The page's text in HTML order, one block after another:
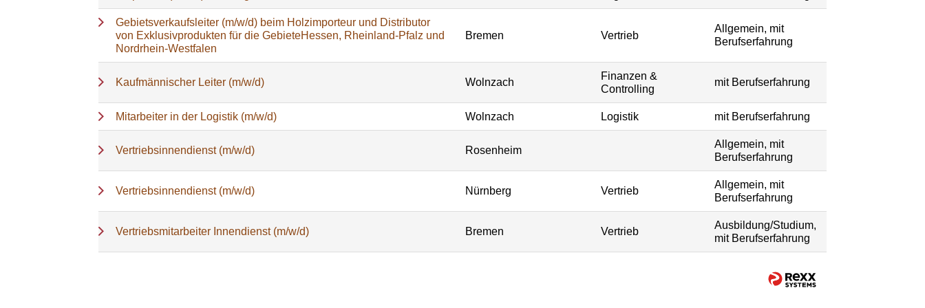
Gebietsverkaufsleiter (m/w/d) beim Holzimporteur und Distributor
von Exklusivprodukten für die GebieteHessen, Rheinland-Pfalz und
Nordrhein-Westfalen
Bremen Vertrieb
Allgemein, mit
Berufserfahrung
Kaufmännischer Leiter (m/w/d) Wolnzach
Finanzen &
Controlling
mit Berufserfahrung
Mitarbeiter in der Logistik (m/w/d) Wolnzach Logistik mit Berufserfahrung
Vertriebsinnendienst (m/w/d) Rosenheim
Allgemein, mit
Berufserfahrung
Vertriebsinnendienst (m/w/d) Nürnberg Vertrieb
Allgemein, mit
Berufserfahrung
Vertriebsmitarbeiter Innendienst (m/w/d) Bremen Vertrieb
Ausbildung/Studium,
mit Berufserfahrung